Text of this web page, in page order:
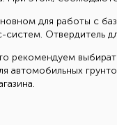
для работы с
Отвердитель
рекомендуем
автомобильных